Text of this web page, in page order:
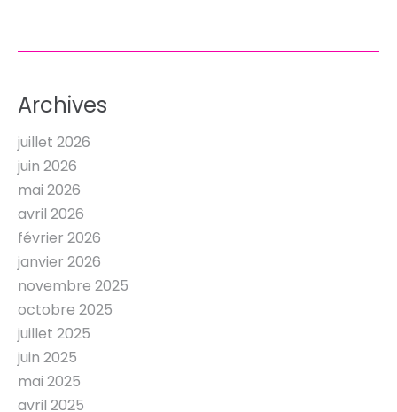
Archives
juillet 2026
juin 2026
mai 2026
avril 2026
février 2026
janvier 2026
novembre 2025
octobre 2025
juillet 2025
juin 2025
mai 2025
avril 2025